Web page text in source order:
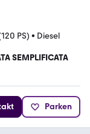
PS) • Diesel
SEMPLIFICATA
Parken